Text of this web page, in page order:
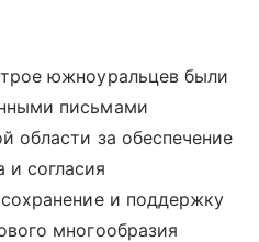
южноуральцев были
письмами
области за обеспечение
согласия
и поддержку
многообразия